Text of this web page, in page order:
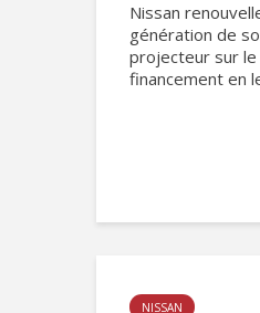
Nissan
génération de
projecteur sur
financement en
NISSAN